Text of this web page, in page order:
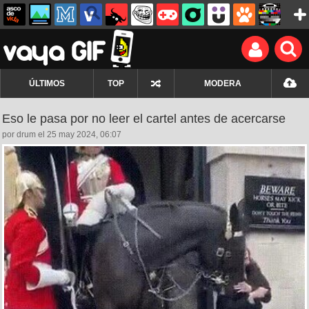
ÚLTIMOS TOP MODERA
Eso le pasa por no leer el cartel antes de acercarse
por drum el 25 may 2024, 06:07